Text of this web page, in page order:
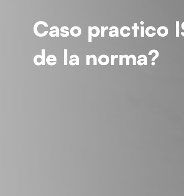
Caso practico
de la norma?